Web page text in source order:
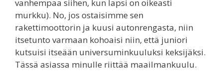
vanhempaa siihen, kun lapsi on oikeasti
murkku). No, jos ostaisimme sen
rakettimoottorin ja kuusi autonrengasta, niin
itsetunto varmaan kohoaisi niin, että juniori
kutsuisi itseään universuminkuuluksi keksijäksi.
Tässä asiassa minulle riittää maailmankuulu.